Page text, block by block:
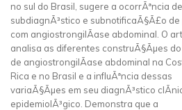
no sul do Brasil, sugere a ocorrÃªncia de
subdiagnÃ³stico e subnotificaÃ§Ã£o
com angiostrongilÃ­ase abdominal. O
analisa as diferentes construÃ§Ãµes
de angiostrongilÃ­ase abdominal na
Rica e no Brasil e a influÃªncia dessas
variaÃ§Ãµes em seu diagnÃ³stico
epidemiolÃ³gico. Demonstra que a